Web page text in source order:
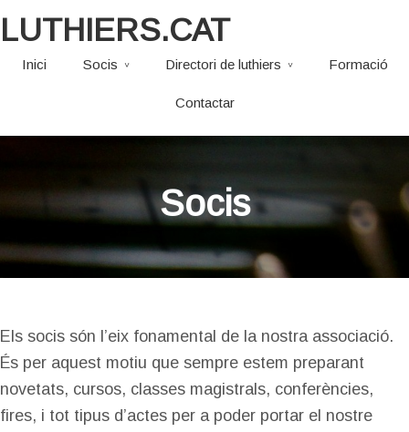
LUTHIERS.CAT
Inici Socis Directori de luthiers Formació
Contactar
Socis
Els socis són l’eix fonamental de la nostra associació.
És per aquest motiu que sempre estem preparant
novetats, cursos, classes magistrals, conferències,
fires, i tot tipus d’actes per a poder portar el nostre